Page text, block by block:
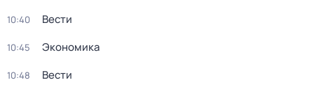
10:40 Вести
10:45 Экономика
10:48 Вести